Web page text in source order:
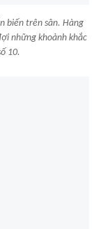
biến trên sân. Hàng
những khoảnh khắc
10.